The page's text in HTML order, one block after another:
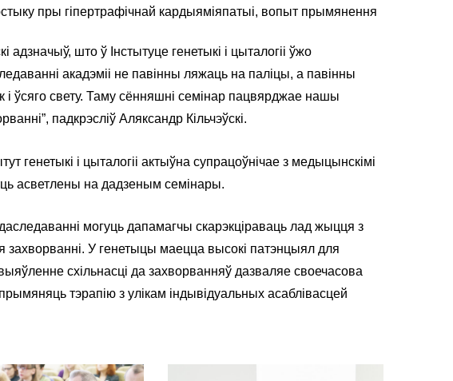
пры гіпертрафічнай кардыяміяпатыі, вопыт прымянення
што ў Інстытуце генетыкі і цыталогіі ўжо
акадэміі не павінны ляжаць на паліцы, а павінны
і ўсяго свету. Таму сённяшні семінар пацвярджае нашы
падкрэсліў Аляксандр Кільчэўскі.
генетыкі і цыталогіі актыўна супрацоўнічае з медыцынскімі
асветлены на дадзеным семінары.
могуць дапамагчы скарэкціраваць лад жыцця з
захворванні. У генетыцы маецца высокі патэнцыял для
схільнасці да захворванняў дазваляе своечасова
тэрапію з улікам індывідуальных асаблівасцей